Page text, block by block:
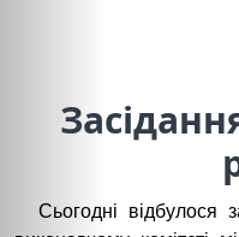
Сьогодні відбулося